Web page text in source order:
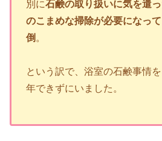
別に石鹸の取り扱いに気を遣
のこまめな掃除が必要になっ
倒 。
という訳で、浴室の石鹸事情
年できずにいました。